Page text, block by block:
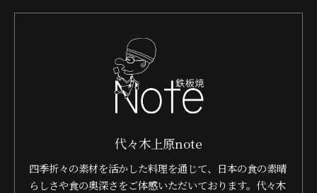
代々木上原note
四季折々の素材を活かした料理を通じて、日本の食の素晴
らしさや食の奥深さをご体感いただいております。代々木